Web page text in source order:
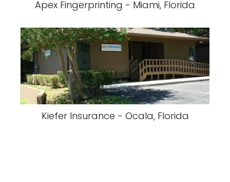
Apex Fingerprinting - Miami, Florida
Kiefer Insurance - Ocala, Florida